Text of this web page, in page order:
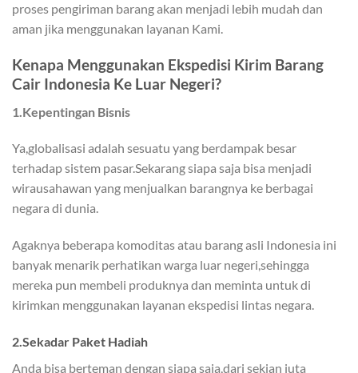
proses pengiriman barang akan menjadi lebih mudah dan
aman jika menggunakan layanan Kami.
Kenapa Menggunakan Ekspedisi Kirim Barang
Cair Indonesia Ke Luar Negeri?
1.Kepentingan Bisnis
Ya,globalisasi adalah sesuatu yang berdampak besar
terhadap sistem pasar.Sekarang siapa saja bisa menjadi
wirausahawan yang menjualkan barangnya ke berbagai
negara di dunia.
Agaknya beberapa komoditas atau barang asli Indonesia ini
banyak menarik perhatikan warga luar negeri,sehingga
mereka pun membeli produknya dan meminta untuk di
kirimkan menggunakan layanan ekspedisi lintas negara.
2.Sekadar Paket Hadiah
Anda bisa berteman dengan siapa saja,dari sekian juta